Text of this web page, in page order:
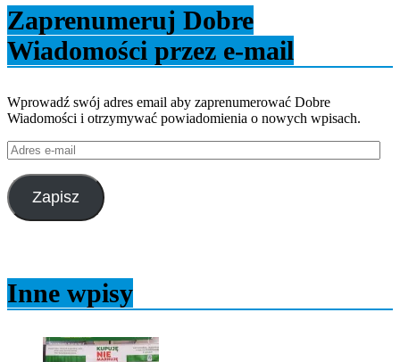
Zaprenumeruj Dobre
Wiadomości przez e-mail
Wprowadź swój adres email aby zaprenumerować Dobre
Wiadomości i otrzymywać powiadomienia o nowych wpisach.
Adres
e-
mail
Zapisz
Inne wpisy